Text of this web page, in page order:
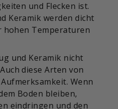
und Flecken ist.
Keramik werden dicht
hohen Temperaturen
und Keramik nicht
diese Arten von
Wenn
Boden bleiben,
eindringen und den